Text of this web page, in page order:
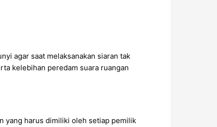
agar saat melaksanakan siaran tak
kelebihan peredam suara ruangan
yang harus dimiliki oleh setiap pemilik